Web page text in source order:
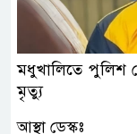
মধুখালিতে পুলিশ
মৃত্যু
আস্থা ডেস্কঃ